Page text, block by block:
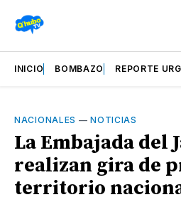
INICIO BOMBAZO REPORTE
NACIONALES —NOTICIAS
La Embajada del
realizan gira de
territorio